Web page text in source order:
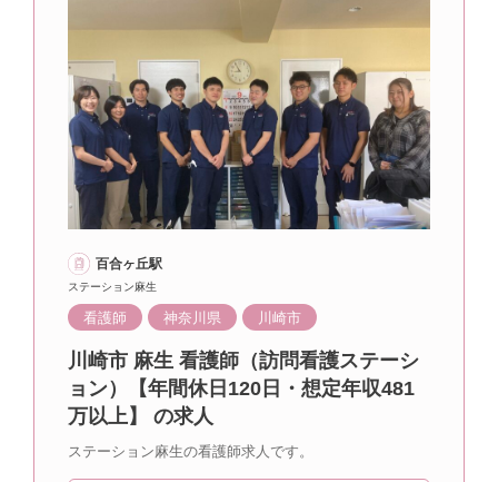
百合ヶ丘駅
ステーション麻生
看護師 神奈川県 川崎市
川崎市 麻生 看護師（訪問看護ステーシ
ョン）【年間休日120日・想定年収481
万以上】 の求人
ステーション麻生の看護師求人です。